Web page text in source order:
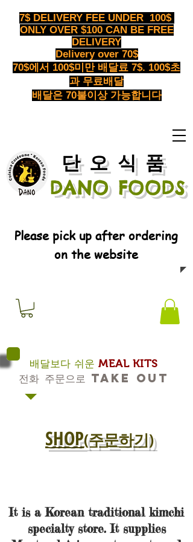
7$ DELIVERY FEE UNDER 100$
ONLY OVER $100 CAN BE FREE
DELIVERY
Delivery over 70$
70$에서 100$미만 배달료 7$. 100$초
과 무료배달
배달은 70불이상 가능합니다
​단오식품
DANO FOODS
Please pick up after ordering
on the website
​배달보다 쉬운 MEAL KITS
전화 주문으로 Take out
SHOP(주문하기)
It is a Korean traditional kimchi
specialty store. It supplies